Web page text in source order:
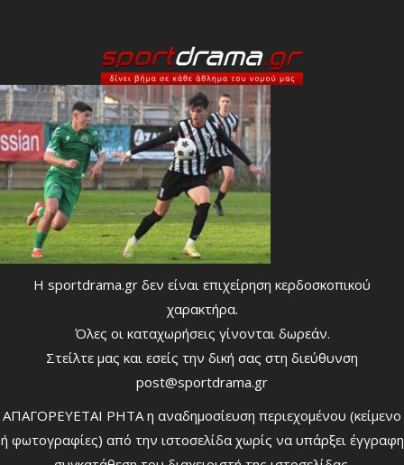
Η sportdrama.gr δεν είναι επιχείρηση κερδοσκοπικού
χαρακτήρα.
Όλες οι καταχωρήσεις γίνονται δωρεάν.
Στείλτε μας και εσείς την δική σας στη διεύθυνση
post@sportdrama.gr
ΑΠΑΓΟΡΕΥΕΤΑΙ ΡΗΤΑ η αναδημοσίευση περιεχομένου (κείμενο
ή φωτογραφίες) από την ιστοσελίδα χωρίς να υπάρξει έγγραφη